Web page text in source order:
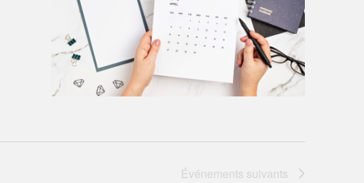
Événements suivants